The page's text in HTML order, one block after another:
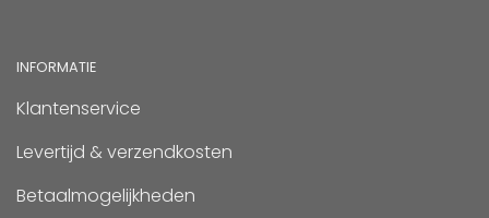
INFORMATIE
Klantenservice
Levertijd & verzendkosten
Betaalmogelijkheden